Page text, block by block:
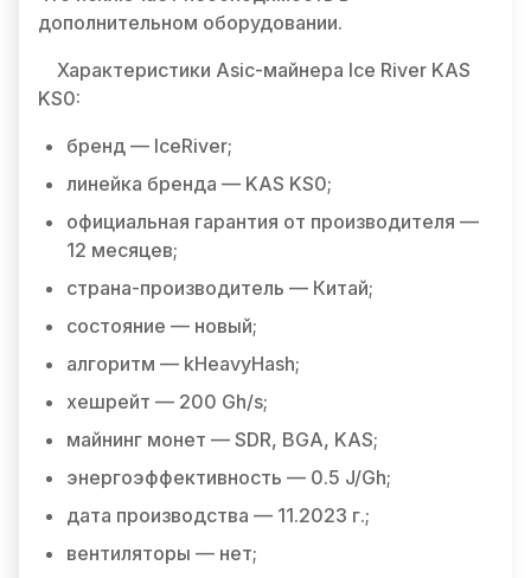
дополнительном оборудовании.
Характеристики Asic-майнера Ice River KAS
KS0:
бренд — IceRiver;
линейка бренда — KAS KS0;
официальная гарантия от производителя —
12 месяцев;
страна-производитель — Китай;
состояние — новый;
алгоритм — kHeavyHash;
хешрейт — 200 Gh/s;
майнинг монет — SDR, BGA, KAS;
энергоэффективность — 0.5 J/Gh;
дата производства — 11.2023 г.;
вентиляторы — нет;